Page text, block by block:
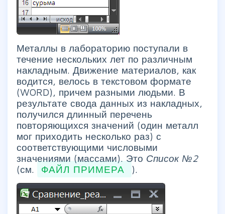
Металлы в лабораторию поступали в
течение нескольких лет по различным
накладным. Движение материалов, как
водится, велось в текстовом формате
(WORD), причем разными людьми. В
результате свода данных из накладных,
получился длинный перечень
повторяющихся значений (один металл
мог приходить несколько раз) с
соответствующими числовыми
значениями (массами). Это Список №2
(см.
ФАЙЛ ПРИМЕРА ).